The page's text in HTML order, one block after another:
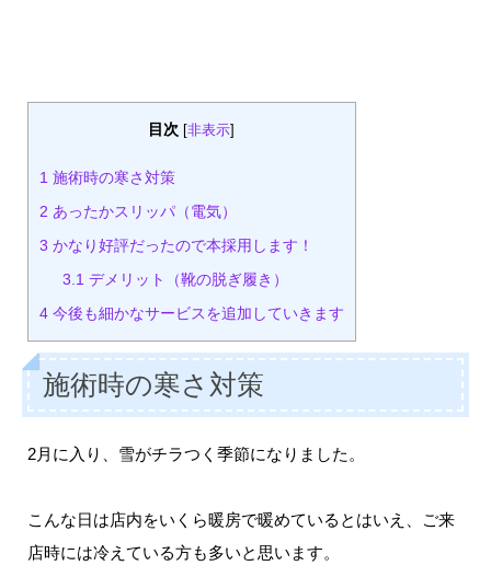
目次 [非表示]
1 施術時の寒さ対策
2 あったかスリッパ（電気）
3 かなり好評だったので本採用します！
3.1 デメリット（靴の脱ぎ履き）
4今後も細かなサービスを追加していきます
施術時の寒さ対策
2月に入り、雪がチラつく季節になりました。
こんな日は店内をいくら暖房で暖めているとはいえ、ご来
店時には冷えている方も多いと思います。